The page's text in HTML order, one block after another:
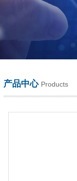
产品中心 Products